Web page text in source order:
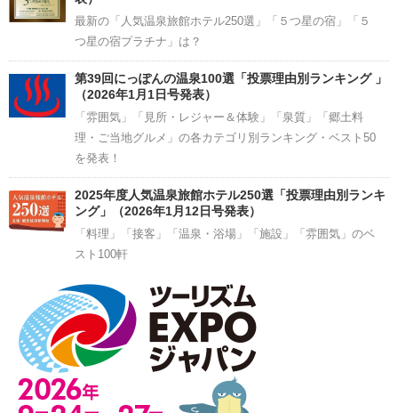
最新の「人気温泉旅館ホテル250選」「５つ星の宿」「５
つ星の宿プラチナ」は？
第39回にっぽんの温泉100選「投票理由別ランキング 」
（2026年1月1日号発表）
「雰囲気」「見所・レジャー＆体験」「泉質」「郷土料
理・ご当地グルメ」の各カテゴリ別ランキング・ベスト50
を発表！
2025年度人気温泉旅館ホテル250選「投票理由別ランキ
ング」（2026年1月12日号発表）
「料理」「接客」「温泉・浴場」「施設」「雰囲気」のベ
スト100軒